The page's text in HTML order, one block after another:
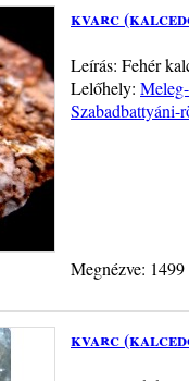
kvarc
Leírás: Fehér
Lelőhely:
Szabadbattyáni-
Megnézve:
kvarc